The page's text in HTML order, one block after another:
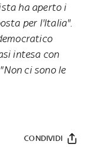
ha aperto i
per l'Italia".
intesa con
ci sono le
CONDIVIDI